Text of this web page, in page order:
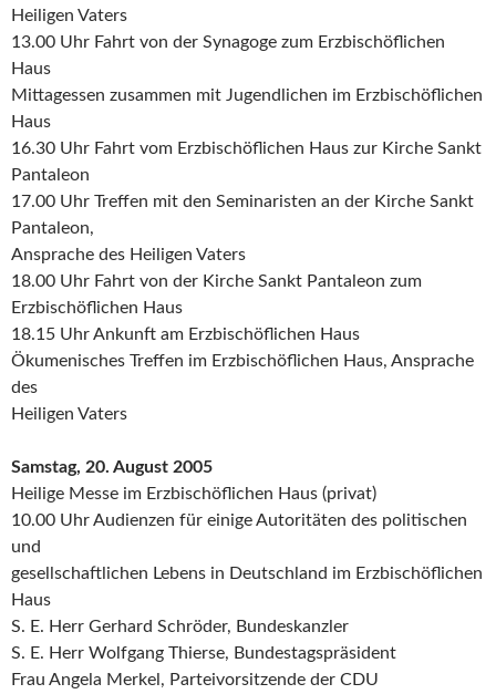
Heiligen Vaters
13.00 Uhr Fahrt von der Synagoge zum Erzbischöflichen
Haus
Mittagessen zusammen mit Jugendlichen im Erzbischöflichen
Haus
16.30 Uhr Fahrt vom Erzbischöflichen Haus zur Kirche Sankt
Pantaleon
17.00 Uhr Treffen mit den Seminaristen an der Kirche Sankt
Pantaleon,
Ansprache des Heiligen Vaters
18.00 Uhr Fahrt von der Kirche Sankt Pantaleon zum
Erzbischöflichen Haus
18.15 Uhr Ankunft am Erzbischöflichen Haus
Ökumenisches Treffen im Erzbischöflichen Haus, Ansprache
des
Heiligen Vaters
Samstag, 20. August 2005
Heilige Messe im Erzbischöflichen Haus (privat)
10.00 Uhr Audienzen für einige Autoritäten des politischen
und
gesellschaftlichen Lebens in Deutschland im Erzbischöflichen
Haus
S. E. Herr Gerhard Schröder, Bundeskanzler
S. E. Herr Wolfgang Thierse, Bundestagspräsident
Frau Angela Merkel, Parteivorsitzende der CDU